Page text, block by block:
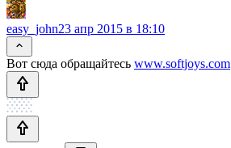
easy_john23 апр 2015 в 18:10
Вот сюда обращайтесь www.softjoys.com